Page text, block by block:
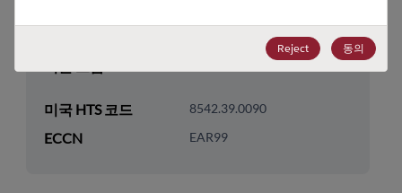
미국 HTS 코드 8542.39.0090
ECCN EAR99
Reject 동의